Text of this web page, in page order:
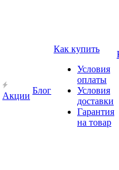
Акции
Блог
Как купить
Условия
оплаты
Условия
доставки
Гарантия
на товар